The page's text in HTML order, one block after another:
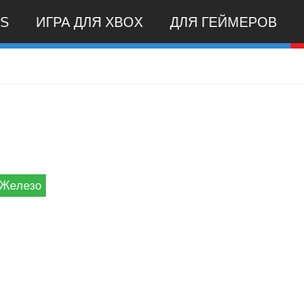
ИГРА ДЛЯ XBOX ДЛЯ ГЕЙМЕРОВ
Железо